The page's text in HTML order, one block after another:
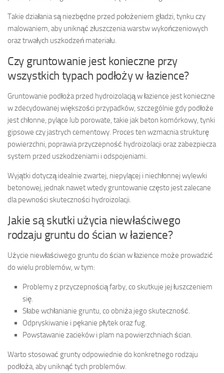
Takie działania są niezbędne przed położeniem gładzi, tynku czy
malowaniem, aby uniknąć złuszczenia warstw wykończeniowych
oraz trwałych uszkodzeń materiału.
Czy gruntowanie jest konieczne przy
wszystkich typach podłoży w łazience?
Gruntowanie podłoża przed hydroizolacją w łazience jest konieczne
w zdecydowanej większości przypadków, szczególnie gdy podłoże
jest chłonne, pylące lub porowate, takie jak beton komórkowy, tynki
gipsowe czy jastrych cementowy. Proces ten wzmacnia strukturę
powierzchni, poprawia przyczepność hydroizolacji oraz zabezpiecza
system przed uszkodzeniami i odspojeniami.
Wyjątki dotyczą idealnie zwartej, niepylącej i niechłonnej wylewki
betonowej, jednak nawet wtedy gruntowanie często jest zalecane
dla pewności skuteczności hydroizolacji.
Jakie są skutki użycia niewłaściwego
rodzaju gruntu do ścian w łazience?
Użycie niewłaściwego gruntu do ścian w łazience może prowadzić
do wielu problemów, w tym:
Problemy z przyczepnością farby, co skutkuje jej łuszczeniem
się.
Słabe wchłanianie gruntu, co obniża jego skuteczność.
Odpryskiwanie i pękanie płytek oraz fug.
Powstawanie zacieków i plam na powierzchniach ścian.
Warto stosować grunty odpowiednie do konkretnego rodzaju
podłoża, aby uniknąć tych problemów.